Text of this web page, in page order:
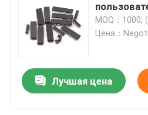
MOQ：1000;
Цена：
Лучшая цена